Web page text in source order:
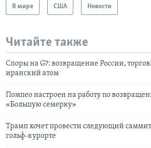
В мире США Новости
Читайте также
Споры на G7: возвращение России,
иранский атом
Помпео настроен на работу по
«Большую семерку»
Трамп хочет провести следующий саммит
гольф-курорте